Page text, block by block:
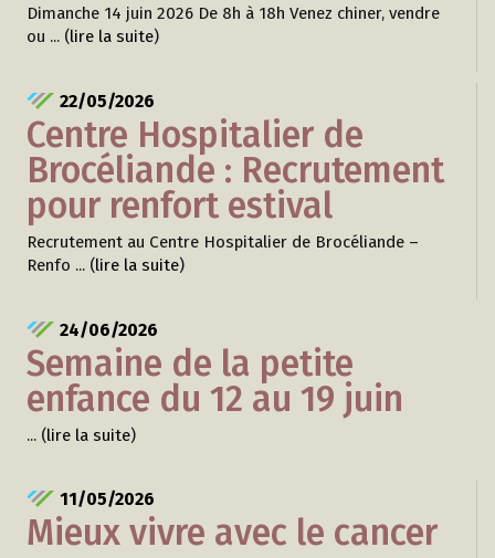
Dimanche 14 juin 2026 De 8h à 18h Venez chiner, vendre
ou ... (lire la suite)
22/05/2026
Centre Hospitalier de
Brocéliande : Recrutement
pour renfort estival
Recrutement au Centre Hospitalier de Brocéliande –
Renfo ... (lire la suite)
24/06/2026
Semaine de la petite
enfance du 12 au 19 juin
... (lire la suite)
11/05/2026
Mieux vivre avec le cancer